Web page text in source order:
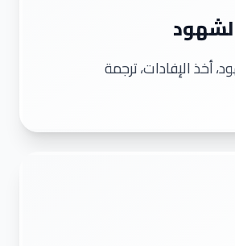
أخذ الإفادات، ترجمة